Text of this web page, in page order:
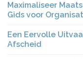
Maximaliseer
Gids voor
Een Eervolle
Afscheid